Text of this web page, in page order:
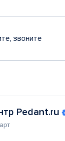
звоните
Pedant.ru